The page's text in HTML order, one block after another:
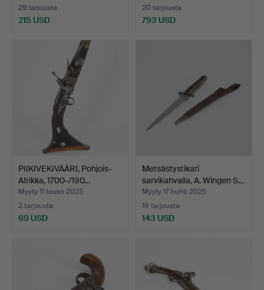
29 tarjousta
215 USD
20 tarjousta
793 USD
PIIKIVEKIVÄÄRI, Pohjois-
Afrikka, 1700-/190…
Myyty 11 touko 2025
2 tarjousta
69 USD
Metsästystikari
sarvikahvalla, A. Wingen S…
Myyty 17 huhti 2025
18 tarjousta
143 USD